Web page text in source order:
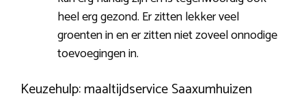
heel erg gezond. Er zitten lekker veel
groenten in en er zitten niet zoveel onnodige
toevoegingen in.
Keuzehulp: maaltijdservice Saaxumhuizen